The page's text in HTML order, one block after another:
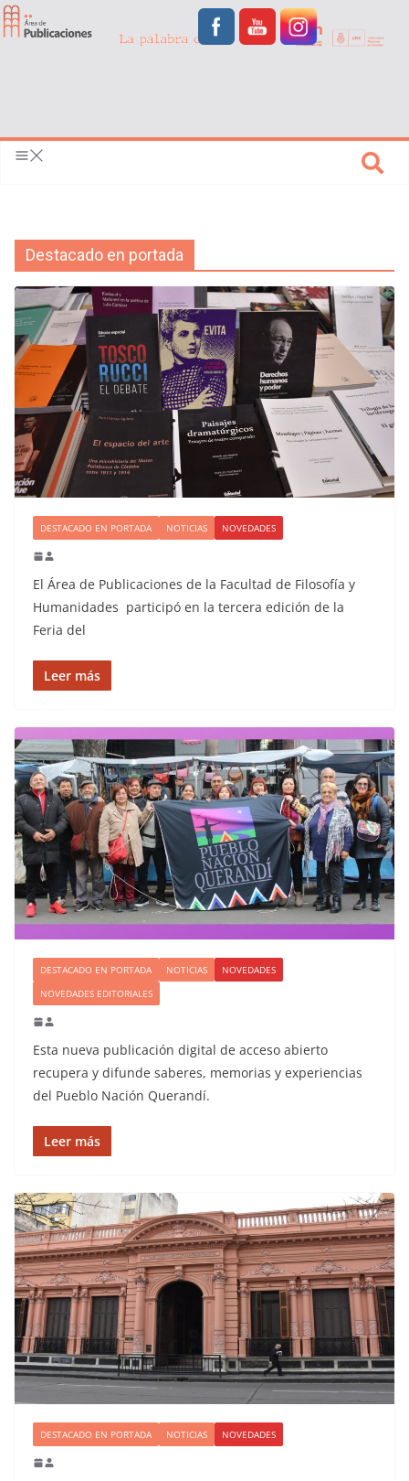
Destacado en portada
DESTACADO EN PORTADA NOTICIAS NOVEDADES
El Área de Publicaciones de la Facultad de Filosofía y
Humanidades participó en la tercera edición de la
Feria del
Leer más
DESTACADO EN PORTADA NOTICIAS
NOVEDADES
NOVEDADES EDITORIALES
Esta nueva publicación digital de acceso abierto
recupera y difunde saberes, memorias y experiencias
del Pueblo Nación Querandí.
Leer más
DESTACADO EN PORTADA NOTICIAS NOVEDADES